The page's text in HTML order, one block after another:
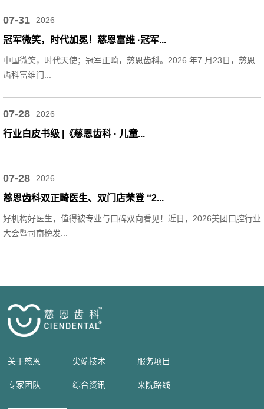
07-31 2026
冠军微笑，时代加冕！慈恩富维 ·冠军...
中国微笑，时代天使；冠军正畸，慈恩齿科。2026 年7 月23日，慈恩
齿科富维门...
07-28 2026
行业白皮书级 |《慈恩齿科 · 儿童...
07-28 2026
慈恩齿科双正畸医生、双门店荣登 “2...
好机构好医生，值得被专业与口碑双向看见！近日，2026美团口腔行业
大会暨司南榜发...
关于慈恩 尖端技术 服务项目
专家团队 综合资讯 来院路线